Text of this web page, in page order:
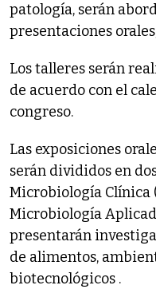
patología, serán
presentaciones
Los talleres serán
de acuerdo con el
congreso.
Las exposiciones
serán divididos en
Microbiología Clínica
Microbiología
presentarán
de alimentos,
biotecnológicos .